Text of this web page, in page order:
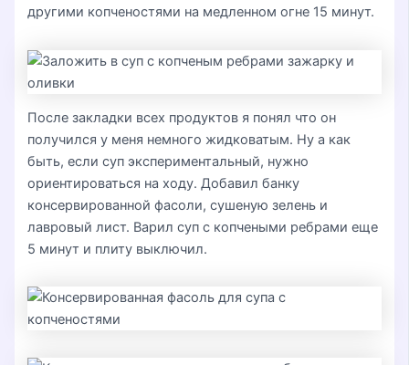
другими копченостями на медленном огне 15 минут.
После закладки всех продуктов я понял что он
получился у меня немного жидковатым. Ну а как
быть, если суп экспериментальный, нужно
ориентироваться на ходу. Добавил банку
консервированной фасоли, сушеную зелень и
лавровый лист. Варил суп с копчеными ребрами еще
5 минут и плиту выключил.